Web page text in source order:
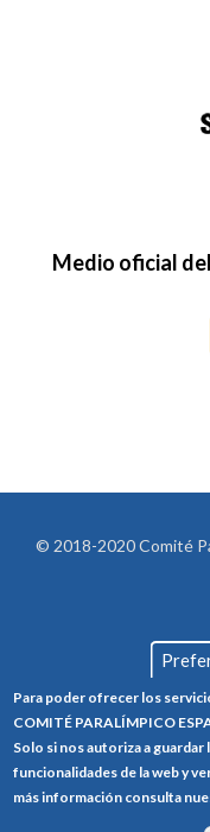
Medio oficial
© 2018-2020 Comité
FOOTER
Para poder ofrecer los
COMITÉ PARALÍMPICO
Solo si nos autoriza a
funcionalidades de la web y
más información consulta